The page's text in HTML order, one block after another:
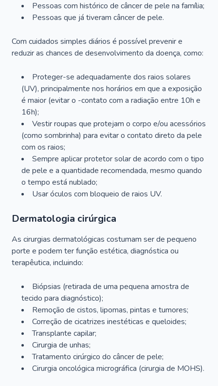
Pessoas com histórico de câncer de pele na família;
Pessoas que já tiveram câncer de pele.
Com cuidados simples diários é possível prevenir e
reduzir as chances de desenvolvimento da doença, como:
Proteger-se adequadamente dos raios solares
(UV), principalmente nos horários em que a exposição
é maior (evitar o -contato com a radiação entre 10h e
16h);
Vestir roupas que protejam o corpo e/ou acessórios
(como sombrinha) para evitar o contato direto da pele
com os raios;
Sempre aplicar protetor solar de acordo com o tipo
de pele e a quantidade recomendada, mesmo quando
o tempo está nublado;
Usar óculos com bloqueio de raios UV.
Dermatologia cirúrgica
As cirurgias dermatológicas costumam ser de pequeno
porte e podem ter função estética, diagnóstica ou
terapêutica, incluindo:
Biópsias (retirada de uma pequena amostra de
tecido para diagnóstico);
Remoção de cistos, lipomas, pintas e tumores;
Correção de cicatrizes inestéticas e queloides;
Transplante capilar;
Cirurgia de unhas;
Tratamento cirúrgico do câncer de pele;
Cirurgia oncológica micrográfica (cirurgia de MOHS).